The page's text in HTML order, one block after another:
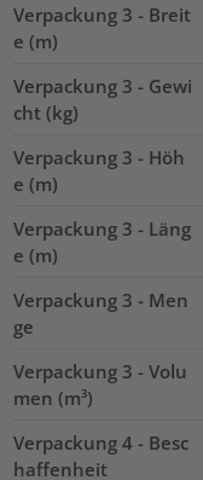
Verpackung 3 - Breit
e (m)
Verpackung 3 - Gewi
cht (kg)
Verpackung 3 - Höh
e (m)
Verpackung 3 - Läng
e (m)
Verpackung 3 - Men
ge
Verpackung 3 - Volu
men (m³)
Verpackung 4 - Besc
haffenheit